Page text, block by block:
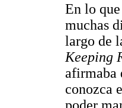
En lo
muchas
largo de
Keeping
afirmaba
conozca
poder